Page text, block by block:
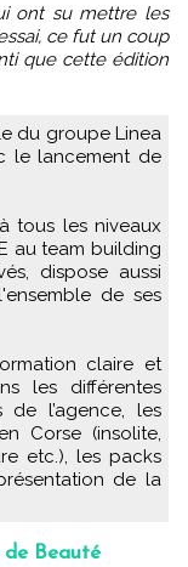
ont su mettre les
ce fut un coup
que cette édition
le lancement de
tous les niveaux
au team building
dispose aussi
de ses
claire et
les différentes
de l’agence, les
Corse (insolite,
etc.), les packs
de la
de Beauté